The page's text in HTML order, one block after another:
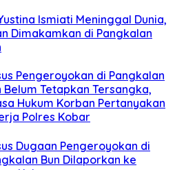
Ismiati Meninggal Dunia,
Dimakamkan di Pangkalan
Pengeroyokan di Pangkalan
Belum Tetapkan Tersangka,
Hukum Korban Pertanyakan
Polres Kobar
Dugaan Pengeroyokan di
Bun Dilaporkan ke